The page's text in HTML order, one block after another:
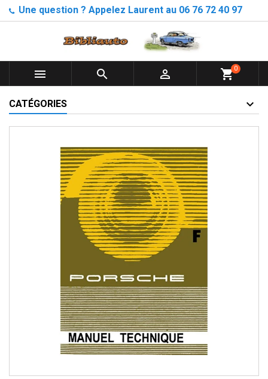
Une question ? Appelez Laurent au 06 76 72 40 97
   shopping_cart0
CATÉGORIES